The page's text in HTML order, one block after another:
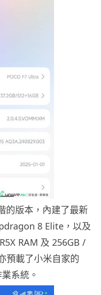
的版本，內建了最新
8 Elite，以及
RAM 及 256GB /
預載了小米自家的
系統。